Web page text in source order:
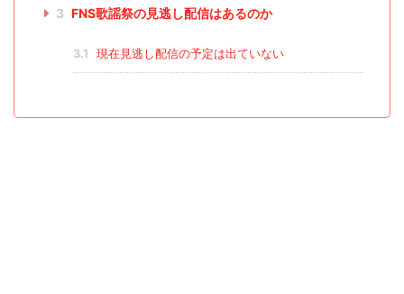
3 FNS歌謡祭の見逃し配信はあるのか
3.1 現在見逃し配信の予定は出ていない